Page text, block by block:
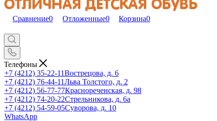
Сравнение0 Отложенные0 Корзина0
Телефоны
+7 (4212) 35-22-11Вострецова, д. 6
+7 (4212) 76-44-11Льва Толстого, д. 2
+7 (4212) 56-77-77Краснореченская, д. 98
+7 (4212) 74-20-22Стрельникова, д. 6а
+7 (4212) 54-59-05Суворова, д. 10
WhatsApp